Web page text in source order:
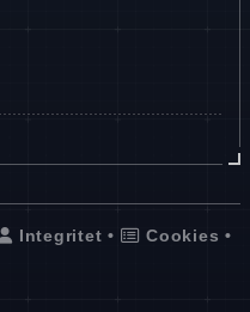
Integritet • Cookies •